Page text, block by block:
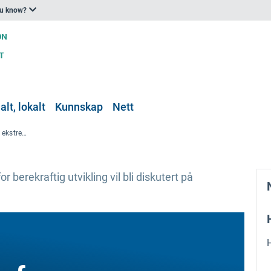
know?
lokalt Kunnskap Nett
Herrenhausen-konferansen om ekstreme hendingar — bygging av klimarobuste samfunn
berekraftig utvikling vil bli diskutert på